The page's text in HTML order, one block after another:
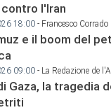
l'Iran
18:00 - Francesco Corrado
e il boom del
09:00 - La Redazione de
Gaza, la tragedia